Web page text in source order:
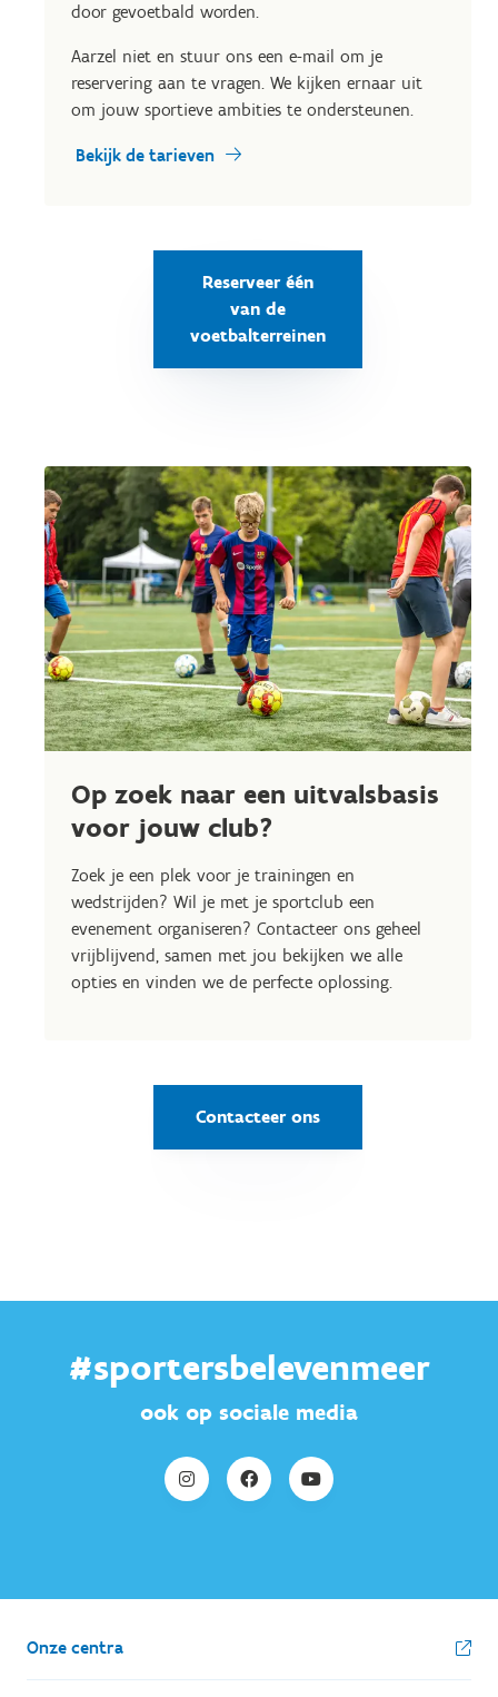
door gevoetbald worden.
Aarzel niet en stuur ons een e-mail om je
reservering aan te vragen. We kijken ernaar uit
om jouw sportieve ambities te ondersteunen.
Bekijk de tarieven
Reserveer één
van de
voetbalterreinen
Op zoek naar een uitvalsbasis
voor jouw club?
Zoek je een plek voor je trainingen en
wedstrijden? Wil je met je sportclub een
evenement organiseren? Contacteer ons geheel
vrijblijvend, samen met jou bekijken we alle
opties en vinden we de perfecte oplossing.
Contacteer ons
#sportersbelevenmeer
ook op sociale media
Onze centra